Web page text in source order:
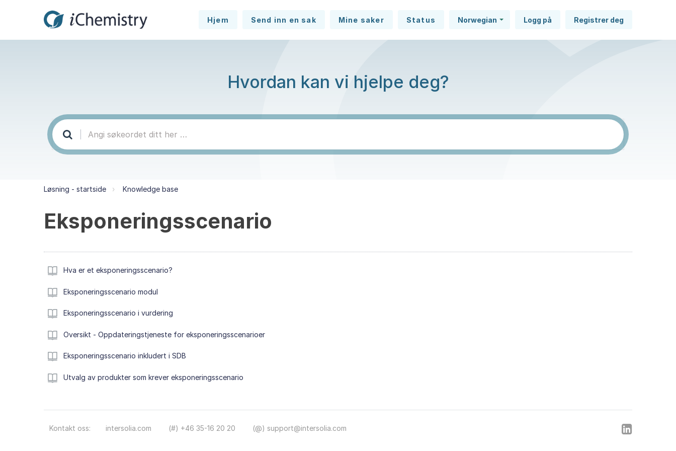
Hjem Send inn en sak Mine saker Status Norwegian Logg på Registrer deg
Hvordan kan vi hjelpe deg?
Løsning - startside Knowledge base
Eksponeringsscenario
Hva er et eksponeringsscenario?
Eksponeringsscenario modul
Eksponeringsscenario i vurdering
Oversikt - Oppdateringstjeneste for eksponeringsscenarioer
Eksponeringsscenario inkludert i SDB
Utvalg av produkter som krever eksponeringsscenario
Kontakt oss: intersolia.com (#) +46 35-16 20 20 (@) support@intersolia.com